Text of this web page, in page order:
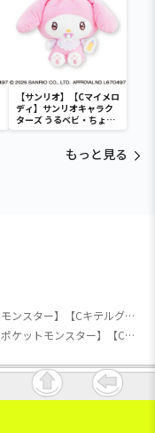
【サンリオ】【Cマイメロ
ディ】サンリオキャラク
ターズ うるベビ・ちょい
デカドール
もっと見る
【ポケットモンスター】【Cキテルグマ】ポケットモンスター カラーセレクションぬいぐるみ pink～ラッキー・サニーゴ・キテルグマ～
【ポケットモンスター】【Cキテルグマ】ポケットモンスター カラーセレクションぬいぐるみ pink～ラッキー・サニーゴ・キテルグマ～